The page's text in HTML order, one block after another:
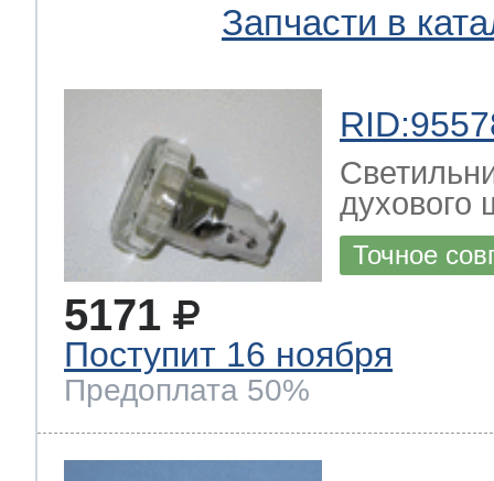
Запчасти в
духового
Точное
5171
Поступит 16 ноября
Предоплата 50%